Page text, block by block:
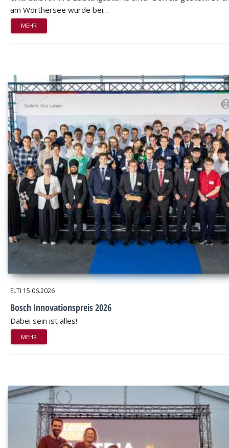
am Wörthersee wurde bei…
MEHR
ELTI 15.06.2026
Bosch Innovationspreis 2026
Dabei sein ist alles!
MEHR